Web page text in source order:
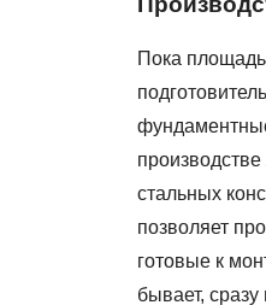
Пока площадь
стальных
позволяет
готовые к
бывает,